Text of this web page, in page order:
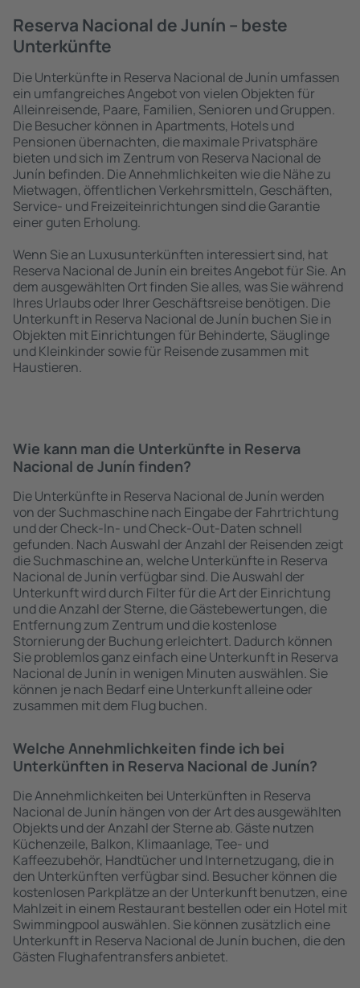
Reserva Nacional de Junín – beste
Unterkünfte
Die Unterkünfte in Reserva Nacional de Junín umfassen
ein umfangreiches Angebot von vielen Objekten für
Alleinreisende, Paare, Familien, Senioren und Gruppen.
Die Besucher können in Apartments, Hotels und
Pensionen übernachten, die maximale Privatsphäre
bieten und sich im Zentrum von Reserva Nacional de
Junín befinden. Die Annehmlichkeiten wie die Nähe zu
Mietwagen, öffentlichen Verkehrsmitteln, Geschäften,
Service- und Freizeiteinrichtungen sind die Garantie
einer guten Erholung.
Wenn Sie an Luxusunterkünften interessiert sind, hat
Reserva Nacional de Junín ein breites Angebot für Sie. An
dem ausgewählten Ort finden Sie alles, was Sie während
Ihres Urlaubs oder Ihrer Geschäftsreise benötigen. Die
Unterkunft in Reserva Nacional de Junín buchen Sie in
Objekten mit Einrichtungen für Behinderte, Säuglinge
und Kleinkinder sowie für Reisende zusammen mit
Haustieren.
Wie kann man die Unterkünfte in Reserva
Nacional de Junín finden?
Die Unterkünfte in Reserva Nacional de Junín werden
von der Suchmaschine nach Eingabe der Fahrtrichtung
und der Check-In- und Check-Out-Daten schnell
gefunden. Nach Auswahl der Anzahl der Reisenden zeigt
die Suchmaschine an, welche Unterkünfte in Reserva
Nacional de Junín verfügbar sind. Die Auswahl der
Unterkunft wird durch Filter für die Art der Einrichtung
und die Anzahl der Sterne, die Gästebewertungen, die
Entfernung zum Zentrum und die kostenlose
Stornierung der Buchung erleichtert. Dadurch können
Sie problemlos ganz einfach eine Unterkunft in Reserva
Nacional de Junín in wenigen Minuten auswählen. Sie
können je nach Bedarf eine Unterkunft alleine oder
zusammen mit dem Flug buchen.
Welche Annehmlichkeiten finde ich bei
Unterkünften in Reserva Nacional de Junín?
Die Annehmlichkeiten bei Unterkünften in Reserva
Nacional de Junín hängen von der Art des ausgewählten
Objekts und der Anzahl der Sterne ab. Gäste nutzen
Küchenzeile, Balkon, Klimaanlage, Tee- und
Kaffeezubehör, Handtücher und Internetzugang, die in
den Unterkünften verfügbar sind. Besucher können die
kostenlosen Parkplätze an der Unterkunft benutzen, eine
Mahlzeit in einem Restaurant bestellen oder ein Hotel mit
Swimmingpool auswählen. Sie können zusätzlich eine
Unterkunft in Reserva Nacional de Junín buchen, die den
Gästen Flughafentransfers anbietet.